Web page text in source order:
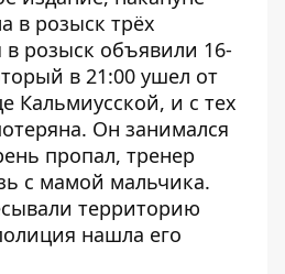
в розыск трёх
в розыск объявили 16-
в 21:00 ушел от
Кальмиусской, и с тех
Он занимался
пропал, тренер
с мамой мальчика.
территорию
нашла его